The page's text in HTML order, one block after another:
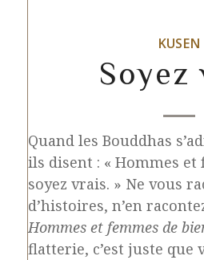
KUSEN
Soyez
Quand les Bouddhas
ils disent : « Hommes et
soyez vrais. » Ne vous
d’histoires, n’en
Hommes et femmes de
flatterie, c’est juste que